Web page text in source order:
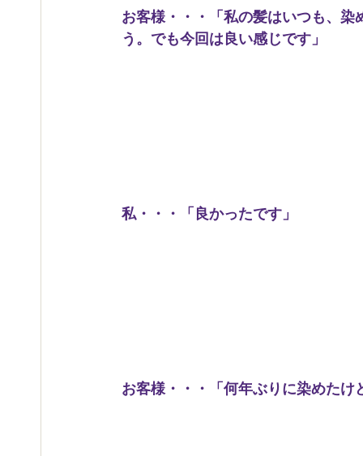
お客様・・・「私の髪はいつも、染
う。でも今回は良い感じです」
私・・・「良かったです」
お客様・・・「何年ぶりに染めたけ